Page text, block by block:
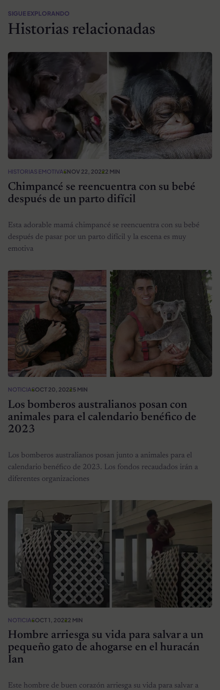
SIGUE EXPLORANDO
Historias relacionadas
HISTORIAS EMOTIVASNOV 22, 20222 MIN
Chimpancé se reencuentra con su bebé
después de un parto difícil
Esta adorable mamá chimpancé se reencuentra con su bebé
después de pasar por un parto difícil y la escena es muy
emotiva
NOTICIASOCT 20, 20225 MIN
Los bomberos australianos posan con
animales para el calendario benéfico de
2023
Los bomberos australianos posan junto a animales para el
calendario benéfico de 2023. Los fondos recaudados irán a
diferentes organizaciones
NOTICIASOCT 1, 20222 MIN
Hombre arriesga su vida para salvar a un
pequeño gato de ahogarse en el huracán
Ian
Este hombre de buen corazón arriesga su vida para salvar a